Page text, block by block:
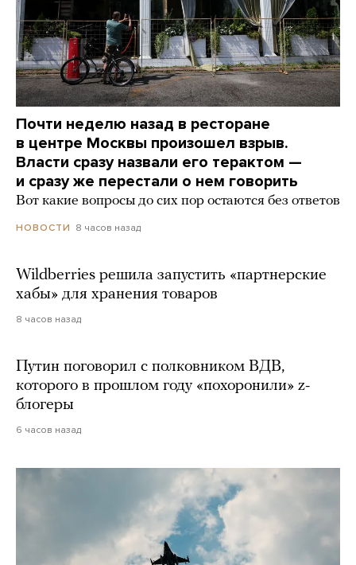
Почти неделю назад в ресторане
в центре Москвы произошел взрыв.
Власти сразу назвали его терактом —
и сразу же перестали о нем говорить
Вот какие вопросы до сих пор остаются без ответов
НОВОСТИ 8 часов назад
Wildberries решила запустить «партнерские
хабы» для хранения товаров
8 часов назад
Путин поговорил с полковником ВДВ,
которого в прошлом году «похоронили» z-
блогеры
6 часов назад